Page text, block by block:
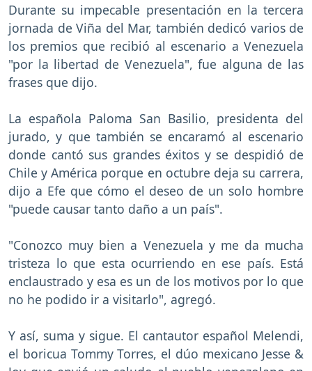
Durante su impecable presentación en la tercera
jornada de Viña del Mar, también dedicó varios de
los premios que recibió al escenario a Venezuela
"por la libertad de Venezuela", fue alguna de las
frases que dijo.
La española Paloma San Basilio, presidenta del
jurado, y que también se encaramó al escenario
donde cantó sus grandes éxitos y se despidió de
Chile y América porque en octubre deja su carrera,
dijo a Efe que cómo el deseo de un solo hombre
"puede causar tanto daño a un país".
"Conozco muy bien a Venezuela y me da mucha
tristeza lo que esta ocurriendo en ese país. Está
enclaustrado y esa es un de los motivos por lo que
no he podido ir a visitarlo", agregó.
Y así, suma y sigue. El cantautor español Melendi,
el boricua Tommy Torres, el dúo mexicano Jesse &